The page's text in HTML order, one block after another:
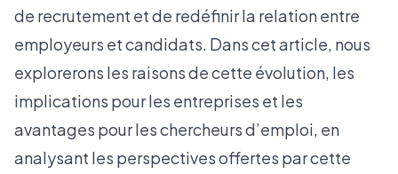
de recrutement et de redéfinir la relation entre
employeurs et candidats. Dans cet article, nous
explorerons les raisons de cette évolution, les
implications pour les entreprises et les
avantages pour les chercheurs d’emploi, en
analysant les perspectives offertes par cette